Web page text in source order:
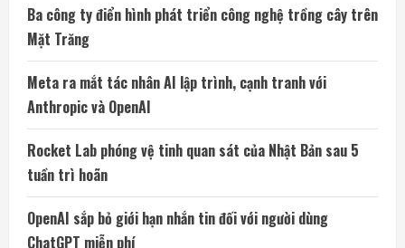
Ba công ty điển hình phát triển công nghệ trồng cây trên
Mặt Trăng
Meta ra mắt tác nhân AI lập trình, cạnh tranh với
Anthropic và OpenAI
Rocket Lab phóng vệ tinh quan sát của Nhật Bản sau 5
tuần trì hoãn
OpenAI sắp bỏ giới hạn nhắn tin đối với người dùng
ChatGPT miễn phí